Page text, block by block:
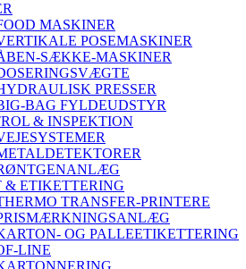
MASKINER
POSEMASKINER
SÆKKE-MASKINER
PRESSER
BAG FYLDEUDSTYR
& INSPEKTION
& ETIKETTERING
TRANSFER-PRINTERE
OG PALLEETIKETTERING
LINE